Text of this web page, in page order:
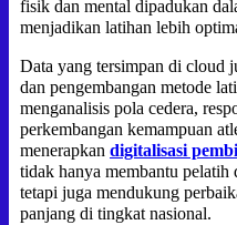
fisik dan mental dipadukan
menjadikan latihan lebih
Data yang tersimpan di cloud
dan pengembangan metode
menganalisis pola cedera,
perkembangan kemampuan
menerapkan digitalisasi
tidak hanya membantu pelatih
tetapi juga mendukung
panjang di tingkat nasional.